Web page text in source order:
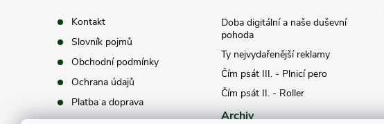
Kontakt
Slovník pojmů
Obchodní podmínky
Ochrana údajů
Platba a doprava
Doba digitální a naše duševní
pohoda
Ty nejvydařenější reklamy
Čím psát III. - Plnicí pero
Čím psát II. - Roller
Archiv